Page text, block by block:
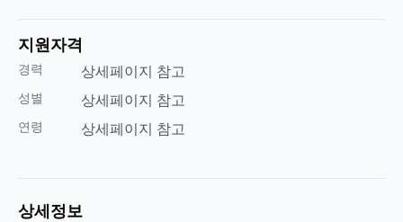
지원자격
경력 상세페이지 참고
성별 상세페이지 참고
연령 상세페이지 참고
상세정보